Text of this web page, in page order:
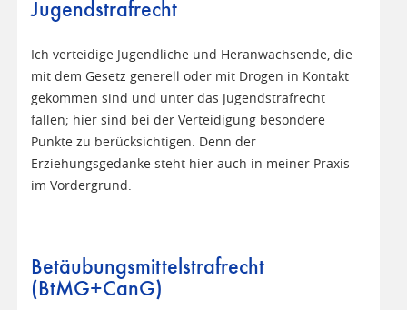
Jugendstrafrecht
Ich verteidige Jugendliche und Heranwachsende, die
mit dem Gesetz generell oder mit Drogen in Kontakt
gekommen sind und unter das Jugendstrafrecht
fallen; hier sind bei der Verteidigung besondere
Punkte zu berücksichtigen. Denn der
Erziehungsgedanke steht hier auch in meiner Praxis
im Vordergrund.
Betäubungsmittelstrafrecht
(BtMG+CanG)